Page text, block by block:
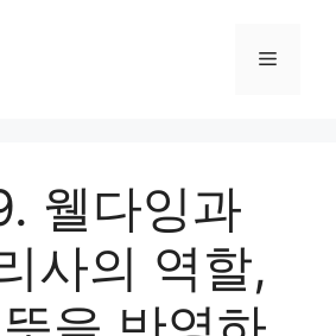
Menu
웰다잉과
사의 역할,